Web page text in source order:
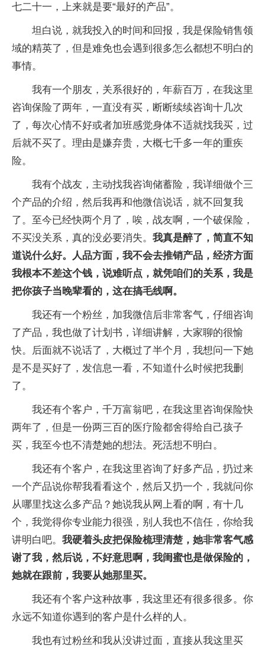
七二十一，上来就是要“最好的产品”。
坦白说，就我投入的时间和回报，我是保险销售领
域的精英了，但是难免也会遇到很多怎么都想不明白的
事情。
我有一个朋友，关系很好的，年薪百万，在我这里
咨询保险了两年，一直没有买，断断续续咨询十几次
了，每次心情不好或者加班感觉身体不适就找我买，过
后就不买了。理由是嫌弃贵，大概七千多一年的重疾
险。
我有个战友，主动找我咨询储蓄险，我详细做个三
个产品的介绍，然后我再和他微信说话，就不回复我
了。至今已经快两个月了，唉，战友啊，一个破保险，
不买没关系，真的没必要消失。 我真是醉了，简直不知
道说什么好。人品方面，我不会去推销产品，经济方面
我根本不差这个钱，说难听点，就凭咱们的关系，我是
把你孩子当晚辈看的，这在搞毛线啊。
我还有一个粉丝，加我微信后非常客气，仔细咨询
了产品，我也做了计划书，详细讲解，大家聊的很愉
快。后面就不说话了，大概过了半个月，我想问一下她
是不是买好了，发信息一看，不知道什么时候把我删
了。
我还有个客户，千万富翁吧，在我这里咨询保险快
两年了，但是一份两三百的医疗险都舍得给自己孩子
买，我至今也不清楚她的想法。死活想不明白。
我还有个客户，在我这里咨询了好多产品，扔过来
一个产品说你帮我看看这个，然后又扔一个，我就问你
从哪里找这么多产品？她说我从网上看的啊，有十几
个，我觉得你专业能力很强，别人我也不信任，你给我
讲明白吧。 我硬着头皮把保险梳理清楚，她非常客气感
谢了我，然后说，不好意思啊，我闺蜜也是做保险的，
她就在跟前，我要从她那里买。
我还有个客户这种故事，我这里还有很多很多。你
永远不知道你遇到的客户是什么样的人。
我也有过粉丝和我从没讲过面，直接从我这里买